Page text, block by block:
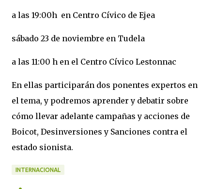
a las 19:00h en Centro Cívico de Ejea
sábado 23 de noviembre en Tudela
a las 11:00 h en el Centro Cívico Lestonnac
En ellas participarán dos ponentes expertos en
el tema, y podremos aprender y debatir sobre
cómo llevar adelante campañas y acciones de
Boicot, Desinversiones y Sanciones contra el
estado sionista.
INTERNACIONAL